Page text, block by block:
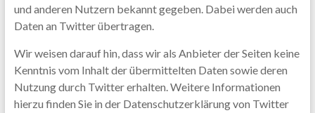
und anderen Nutzern bekannt gegeben. Dabei werden auch
Daten an Twitter übertragen.
Wir weisen darauf hin, dass wir als Anbieter der Seiten keine
Kenntnis vom Inhalt der übermittelten Daten sowie deren
Nutzung durch Twitter erhalten. Weitere Informationen
hierzu finden Sie in der Datenschutzerklärung von Twitter